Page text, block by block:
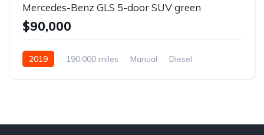
Mercedes-Benz GLS 5-door SUV green
$90,000
2019 190,000 miles Manual
Diesel